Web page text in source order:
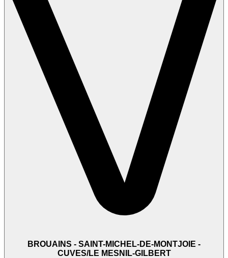
BROUAINS - SAINT-MICHEL-DE-MONTJOIE -
CUVES/LE MESNIL-GILBERT